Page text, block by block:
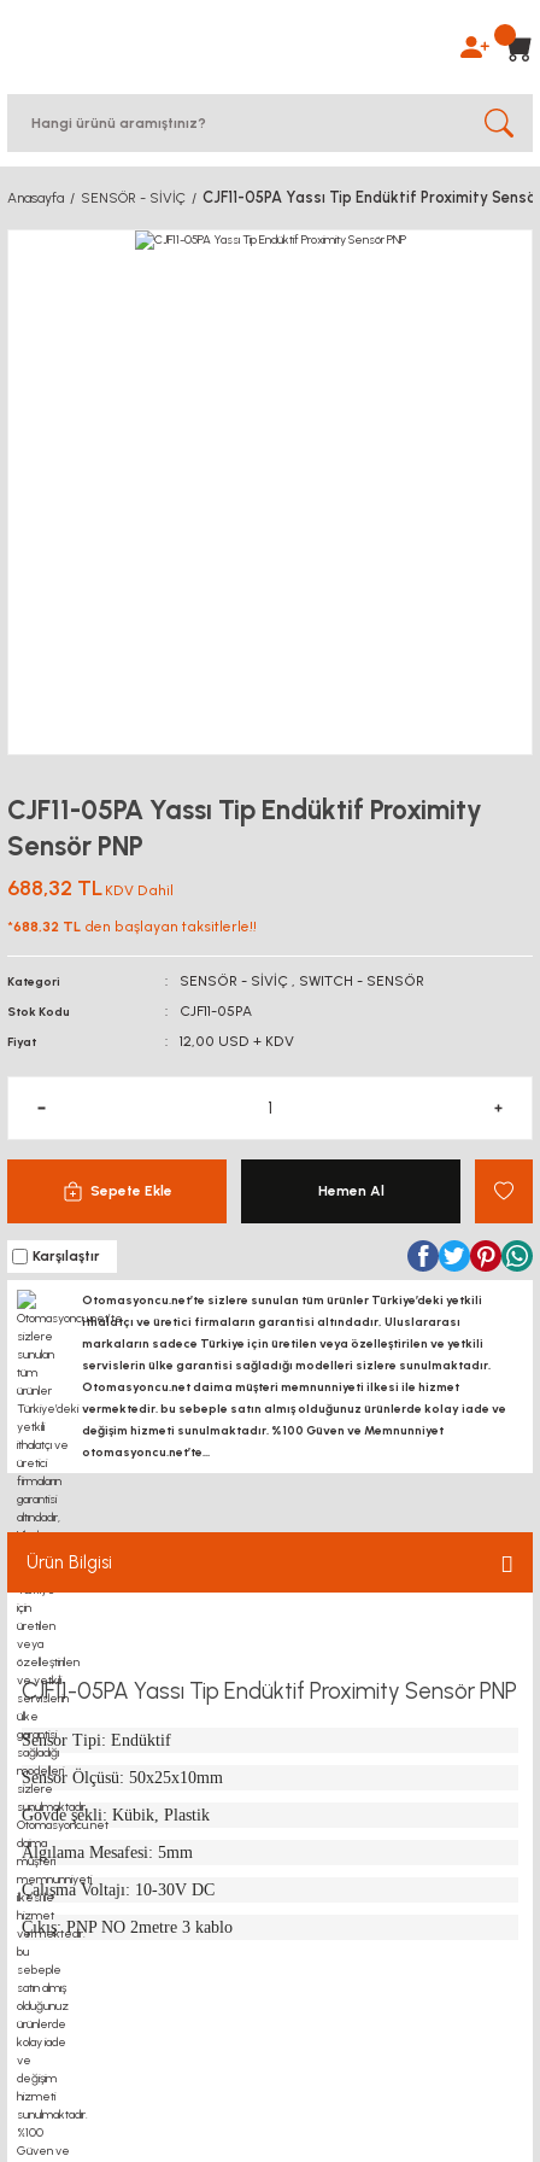
Anasayfa SENSÖR - SİVİÇ CJF11-05PA Yassı Tip Endüktif Proximity
CJF11-05PA Yassı Tip Endüktif Proximity
Sensör PNP
688,32 TL KDV Dahil
*688,32 TL den başlayan taksitlerle!!
Kategori SENSÖR - SİVİÇ , SWITCH - SENSÖR
Stok Kodu CJF11-05PA
Fiyat 12,00 USD + KDV
Sepete Ekle Hemen Al
Karşılaştır
Otomasyoncu.net’te sizlere sunulan tüm ürünler Türkiye’deki yetkili
ithalatçı ve üretici firmaların garantisi altındadır, Uluslararası
markaların sadece Türkiye için üretilen veya özelleştirilen ve yetkili
servislerin ülke garantisi sağladığı modelleri sizlere sunulmaktadır.
Otomasyoncu.net daima müşteri memnunniyeti ilkesi ile hizmet
vermektedir. bu sebeple satın almış olduğunuz ürünlerde kolay iade ve
değişim hizmeti sunulmaktadır. %100 Güven ve Memnunniyet
otomasyoncu.net’te...
Ürün Bilgisi
CJF11-05PA Yassı Tip Endüktif Proximity Sensör PNP
Sensor Tipi: Endüktif
Sensor Ölçüsü: 50x25x10mm
Gövde şekli: Kübik, Plastik
Algılama Mesafesi: 5mm
Çalışma Voltajı: 10-30V DC
Çıkış: PNP NO 2metre 3 kablo
motor kaplin fiyatları, sigma profil, 3d yazıcı, kremayer dişli, 45x45 sigma profil,
delta haberleşme kablosu, delta plc fiyat, konveyör bant, kramiyer dişli, mantar
stop, otomatik yağlama sistemleri, rulolu konveyör fiyatları, 12v 50a güç kaynağı,
2kw servo motor, 20x20 sigma profil, 20x20 sigma profil somunu, 22 5 180 sigma
alüminyum, 30*30 profil, 3d printer elektronik kit, 3d printer kit, 3d yazıcı fiyat,
40mm indüksiyonlu mil fiyatı, 40x80 sigma profil, 45x45 sigma profil fiyat, 45x90
sigma profil, 45 kw inverter, 5kw inverter fiyatları, 50 link flans, 685 zz, 7kw
inverter fiyatları, ahşap açılı delik açma aparatı, alüminyum ray profilleri,
alüminyum sigma profil fiyatları, araba için yatak, asansör enkoder fiyatları, büyük